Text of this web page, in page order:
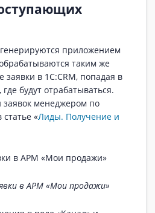
приложением
таким же
заявки в 1С:CRM, попадая в
будут отрабатываться.
менеджером по
«Лиды. Получение и
в АРМ «Мои продажи»